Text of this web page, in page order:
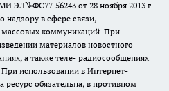
ЭЛ№ФС77-56243 от 28 ноября 2013 г.
надзору в сфере связи,
коммуникаций. При
материалов новостного
а также теле- радиосообщениях
При использовании в Интернет-
ресурс обязательна, в противном